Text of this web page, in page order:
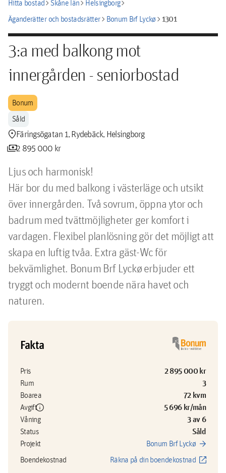
Hitta bostadchevron_rightSkåne länchevron_rightHelsingborgchevron_right
Äganderätter och bostadsrätterchevron_rightBonum Brf Lyckøchevron_right1301
3:a med balkong mot
innergården - seniorbostad
Bonum
Såld
location_pinFäringsögatan 1, Rydebäck, Helsingborg
payments2 895 000 kr
Ljus och harmonisk!
Här bor du med balkong i västerläge och utsikt
över innergården. Två sovrum, öppna ytor och
badrum med tvättmöjligheter ger komfort i
vardagen. Flexibel planlösning gör det möjligt att
skapa en luftig tvåa. Extra gäst-Wc för
bekvämlighet. Bonum Brf Lyckø erbjuder ett
tryggt och modernt boende nära havet och
naturen.
Fakta
Pris 2 895 000 kr
Rum 3
Boarea 72 kvm
Avgiftinfo 5 696 kr/mån
Våning 3 av 6
Status Såld
Projekt Bonum Brf Lyckø arrow_forward
Boendekostnad Räkna på din boendekostnad open_in_new